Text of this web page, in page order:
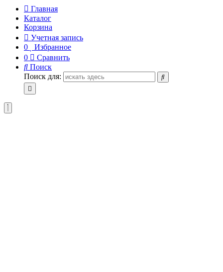
Главная
Каталог
Корзина
Учетная запись
0
Избранное
0
Сравнить
Поиск
Поиск для: